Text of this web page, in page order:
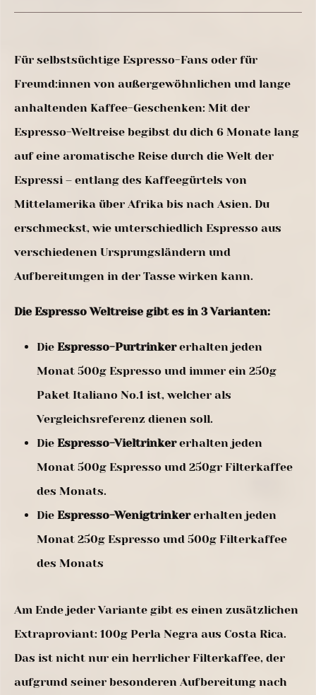
Für selbstsüchtige Espresso-Fans oder für
Freund:innen von außergewöhnlichen und lange
anhaltenden Kaffee-Geschenken: Mit der
Espresso-Weltreise begibst du dich 6 Monate lang
auf eine aromatische Reise durch die Welt der
Espressi – entlang des Kaffeegürtels von
Mittelamerika über Afrika bis nach Asien. Du
erschmeckst, wie unterschiedlich Espresso aus
verschiedenen Ursprungsländern und
Aufbereitungen in der Tasse wirken kann.
Die Espresso Weltreise gibt es in 3 Varianten:
Die Espresso-Purtrinkererhalten jeden
Monat 500g Espresso und immer ein 250g
Paket Italiano No.1 ist, welcher als
Vergleichsreferenz dienen soll.
Die Espresso-Vieltrinkererhalten jeden
Monat 500g Espresso und 250gr Filterkaffee
des Monats.
Die Espresso-Wenigtrinkererhalten jeden
Monat 250g Espresso und 500g Filterkaffee
des Monats
Am Ende jeder Variante gibt es einen zusätzlichen
Extraproviant: 100g Perla Negra aus Costa Rica.
Das ist nicht nur ein herrlicher Filterkaffee, der
aufgrund seiner besonderen Aufbereitung nach